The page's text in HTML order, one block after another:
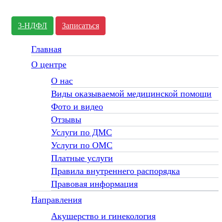
3-НДФЛ Записаться
Главная
О центре
О нас
Виды оказываемой медицинской помощи
Фото и видео
Отзывы
Услуги по ДМС
Услуги по ОМС
Платные услуги
Правила внутреннего распорядка
Правовая информация
Направления
Акушерство и гинекология